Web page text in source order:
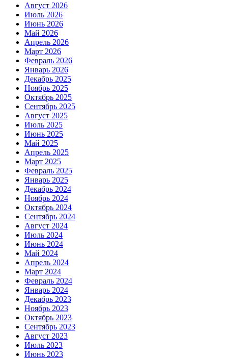
Август 2026
Июль 2026
Июнь 2026
Май 2026
Апрель 2026
Март 2026
Февраль 2026
Январь 2026
Декабрь 2025
Ноябрь 2025
Октябрь 2025
Сентябрь 2025
Август 2025
Июль 2025
Июнь 2025
Май 2025
Апрель 2025
Март 2025
Февраль 2025
Январь 2025
Декабрь 2024
Ноябрь 2024
Октябрь 2024
Сентябрь 2024
Август 2024
Июль 2024
Июнь 2024
Май 2024
Апрель 2024
Март 2024
Февраль 2024
Январь 2024
Декабрь 2023
Ноябрь 2023
Октябрь 2023
Сентябрь 2023
Август 2023
Июль 2023
Июнь 2023